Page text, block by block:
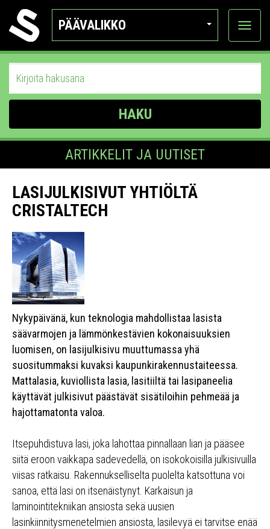
PÄÄVALIKKO
Näytä
HAKU
ARTIKKELIT JA UUTISET
LASIJULKISIVUT YHTIÖLTÄ
CRISTALTECH
Nykypäivänä, kun teknologia mahdollistaa lasista
säävarmojen ja lämmönkestävien kokonaisuuksien
luomisen, on lasijulkisivu muuttumassa yhä
suositummaksi kuvaksi kaupunkirakennustaiteessa.
Mattalasia, kuviollista lasia, lasitiiltä tai lasipaneelia
käyttävät julkisivut päästävät sisätiloihin pehmeää ja
hajottamatonta valoa.
Itsepuhdistuva lasi, joka lahottaa pinnallaan lian ja pääsee
siitä eroon vaikkapa sadevedellä, on isokokoisilla julkisivuilla
viisas ratkaisu. Rakennukselliselta puolelta katsottuna voi
sanoa, että lasi on itsenäistynyt. Karkaisun ja
laminointitekniikan ansiosta sekä uusien
lasinkiinnitysmenetelmien ansiosta, lasilevyä ei tarvitse enää